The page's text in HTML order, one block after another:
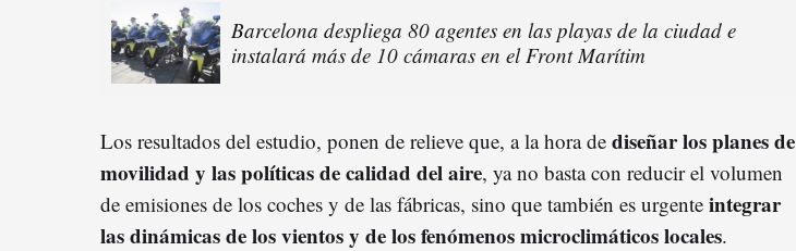
Barcelona despliega 80 agentes en las playas de la ciudad e
instalará más de 10 cámaras en el Front Marítim
Los resultados del estudio, ponen de relieve que, a la hora de diseñar los planes de
movilidad y las políticas de calidad del aire, ya no basta con reducir el volumen
de emisiones de los coches y de las fábricas, sino que también es urgente integrar
las dinámicas de los vientos y de los fenómenos microclimáticos locales.